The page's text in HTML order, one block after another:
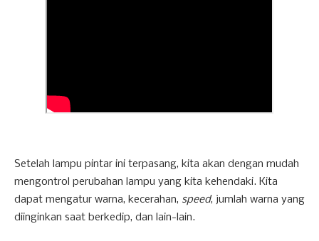
Setelah lampu pintar ini terpasang, kita akan dengan mudah
mengontrol perubahan lampu yang kita kehendaki. Kita
dapat mengatur warna, kecerahan, speed, jumlah warna yang
diinginkan saat berkedip, dan lain-lain.